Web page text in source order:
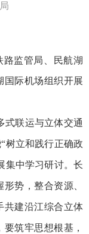
路监管局、民航湖
国际机场组织开展
式联运与立体交通
“树立和践行正确政
集中学习研讨。长
势，整合资源、
共建沿江综合立体
筑牢思想根基，